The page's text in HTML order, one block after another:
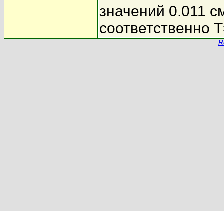
значений 0.011
соответственно